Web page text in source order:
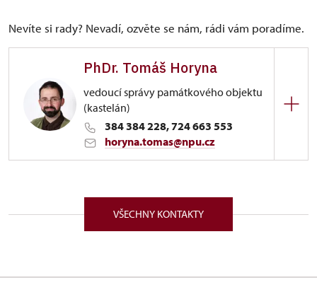
Nevíte si rady? Nevadí, ozvěte se nám, rádi vám poradíme.
PhDr. Tomáš Horyna
vedoucí správy památkového objektu
(kastelán)
384 384 228, 724 663 553
horyna.tomas@npu.cz
Červená Lhota 1/, Červená Lhota 37821
VŠECHNY KONTAKTY